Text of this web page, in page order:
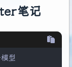
出来网格
就可以封口，但
分，如果在MAX
Space选择
，Padding Size选
笔记
型